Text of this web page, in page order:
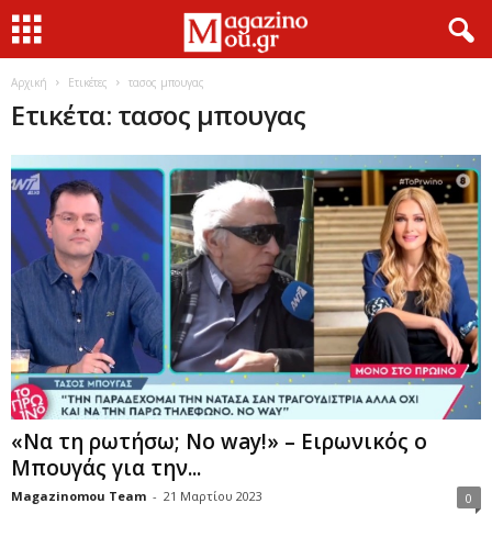
Αρχική Ετικέτες τασος μπουγας
Ετικέτα: τασος μπουγας
«Να τη ρωτήσω; No way!» – Ειρωνικός ο
Μπουγάς για την...
Magazinomou Team - 21 Μαρτίου 2023 0